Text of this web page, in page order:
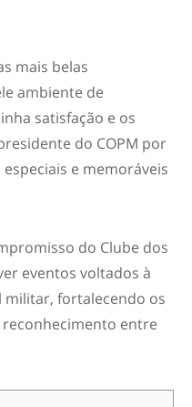
mais belas
ambiente de
satisfação e os
do COPM por
e memoráveis
do Clube dos
eventos voltados à
militar, fortalecendo os
entre